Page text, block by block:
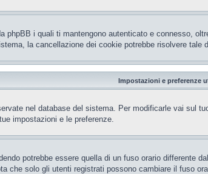
phpBB i quali ti mantengono autenticato e connesso,
la cancellazione dei cookie potrebbe risolvere tale
Impostazioni e preferenze
nel database del sistema. Per modificarle vai sul
impostazioni e le preferenze.
potrebbe essere quella di un fuso orario
che solo gli utenti registrati possono cambiare il fuso